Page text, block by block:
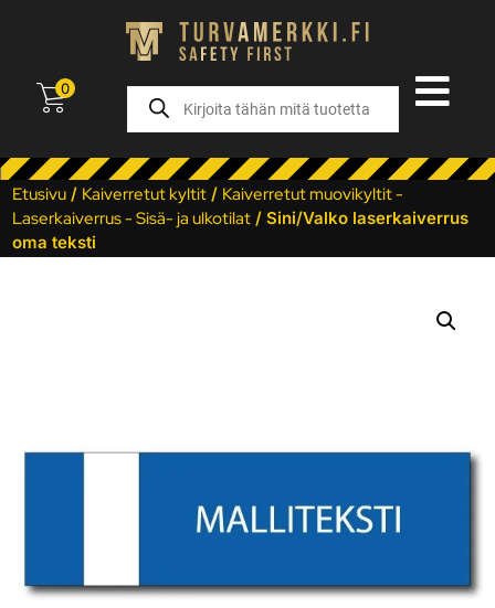
0
Etusivu / Kaiverretut kyltit / Kaiverretut muovikyltit -
Laserkaiverrus - Sisä- ja ulkotilat / Sini/Valko laserkaiverrus
oma teksti